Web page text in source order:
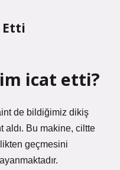
Etti
icat etti?
de bildiğimiz dikiş
aldı. Bu makine, ciltte
geçmesini